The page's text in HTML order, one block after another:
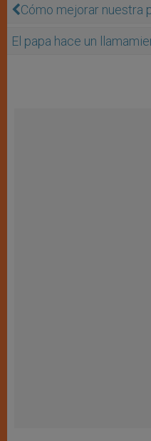
Cómo mejorar nuestra
El papa hace un